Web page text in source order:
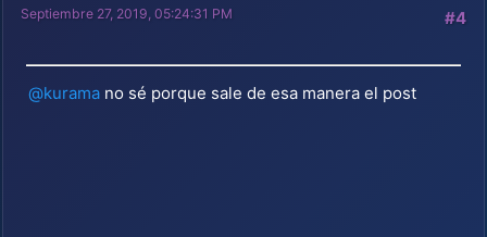
#4
Septiembre 27, 2019, 05:24:31 PM
@kurama no sé porque sale de esa manera el post